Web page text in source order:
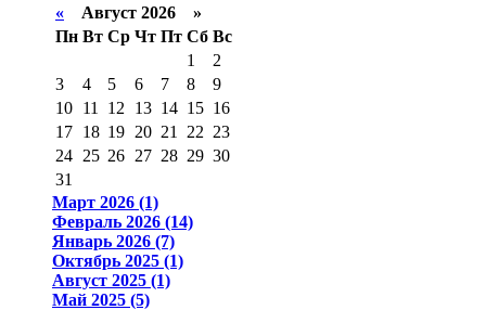
« Август 2026 »
Пн Вт Ср Чт Пт Сб Вс
1
2
3
4 5 6 7 8
9
10 11 12 13 14 15 16
17 18 19 20 21 22 23
24 25 26 27 28 29 30
31
Март 2026 (1)
Февраль 2026 (14)
Январь 2026 (7)
Октябрь 2025 (1)
Август 2025 (1)
Май 2025 (5)